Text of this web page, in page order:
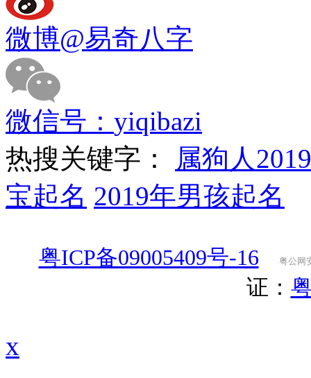
微博@易奇八字
微信号： yiqibazi
热搜关键字：
属狗人
宝起名 2019年男孩起名
粤ICP备09005409号-16 粤公网
证：
x